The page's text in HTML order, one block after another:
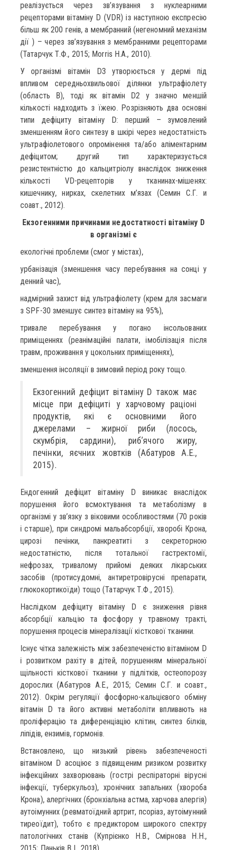
реалізується через зв’язування з нуклеарними
рецепторами вітаміну D (VDR) із наступною експресію
більш як 200 генів, а мембранний (негеномний механізм
дії ) – через зв’язування з мембранними рецепторами
(Татарчук Т.Ф., 2015; Morris H.A., 2010).
У організмі вітамін D3 утворюється у дермі під
впливом середньохвильової ділянки ультрафіолету
(область В), тоді як вітамін D2 у значно меншій
кількості надходить з їжею. Розрізняють два основні
типи дефіциту вітаміну D: перший – зумовлений
зменшенням його синтезу в шкірі через недостатність
ультрафіолетового опромінення та/або аліментарним
дефіцитом; другий тип характеризується
резистентністю до кальцитріолу внаслідок зниження
кількості VD-рецепторів у тканинах-мішенях:
кишечнику, нирках, скелетних м’язах (Семин С.Г. и
соавт., 2012).
Екзогенними причинами недостатності вітаміну D
в організмі є
екологічні проблеми (смог у містах),
урбанізація (зменшення часу перебування на сонці у
денний час),
надмірний захист від ультрафіолету (крем для засмаги
з SPF-30 зменшує синтез вітаміну на 95%),
тривале перебування у погано інсольованих
приміщеннях (реанімаційні палати, імобілізація після
травм, проживання у цокольних приміщеннях),
зменшення інсоляції в зимовий період року тощо.
Екзогенний дефіцит вітаміну D також має
місце при дефіциті у харчовому раціоні
продуктів, які є основними його
джерелами – жирної риби (лосось,
скумбрія, сардини), риб’ячого жиру,
печінки, яєчних жовтків (Абатуров А.Е.,
2015).
Ендогенний дефіцит вітаміну D виникає внаслідок
порушення його всмоктування та метаболізму в
організмі у зв’язку з віковими особливостями (70 років
і старше), при синдромі мальабсорбції, хворобі Крона,
цирозі печінки, панкреатиті з секреторною
недостатністю, після тотальної гастректомії,
нефрозах, тривалому прийомі деяких лікарських
засобів (протисудомні, антиретровірусні препарати,
глюкокортикоїди) тощо (Татарчук Т.Ф., 2015).
Наслідком дефіциту вітаміну D є зниження рівня
абсорбції кальцію та фосфору у травному тракті,
порушення процесів мінералізації кісткової тканини.
Існує чітка залежність між забезпеченістю вітаміном D
і розвитком рахіту в дітей, порушенням мінеральної
щільності кісткової тканини у підлітків, остеопорозу
дорослих (Абатуров А.Е., 2015; Семин С.Г. и соавт.,
2012). Окрім регуляції фосфорно-кальцієвого обміну
вітамін D та його активні метаболіти впливають на
проліферацію та диференціацію клітин, синтез білків,
ліпідів, ензимів, гормонів.
Встановлено, що низький рівень забезпеченості
вітаміном D асоціює з підвищеним ризиком розвитку
інфекційних захворювань (гострі респіраторні вірусні
інфекції, туберкульоз), хронічних запальних (хвороба
Крона), алергічних (бронхіальна астма, харчова алергія)
аутоімунних (ревматоїдний артрит, псоріаз, аутоімунний
тиреоїдит), тобто є предиктором широкого спектру
патологічних станів (Купрієнко Н.В., Смірнова Н.Н.,